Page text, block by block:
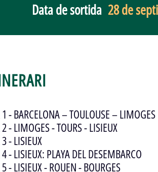
Data de sortida 28 de
- BARCELONA – TOULOUSE – LIMOGES
- LIMOGES - TOURS - LISIEUX
- LISIEUX
- LISIEUX: PLAYA DEL DESEMBARCO
- LISIEUX - ROUEN - BOURGES